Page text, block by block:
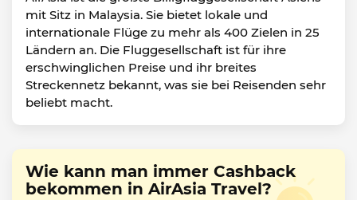
mit Sitz in Malaysia. Sie bietet lokale und
internationale Flüge zu mehr als 400 Zielen in 25
Ländern an. Die Fluggesellschaft ist für ihre
erschwinglichen Preise und ihr breites
Streckennetz bekannt, was sie bei Reisenden sehr
beliebt macht.
Wie kann man immer Cashback
bekommen in AirAsia Travel?